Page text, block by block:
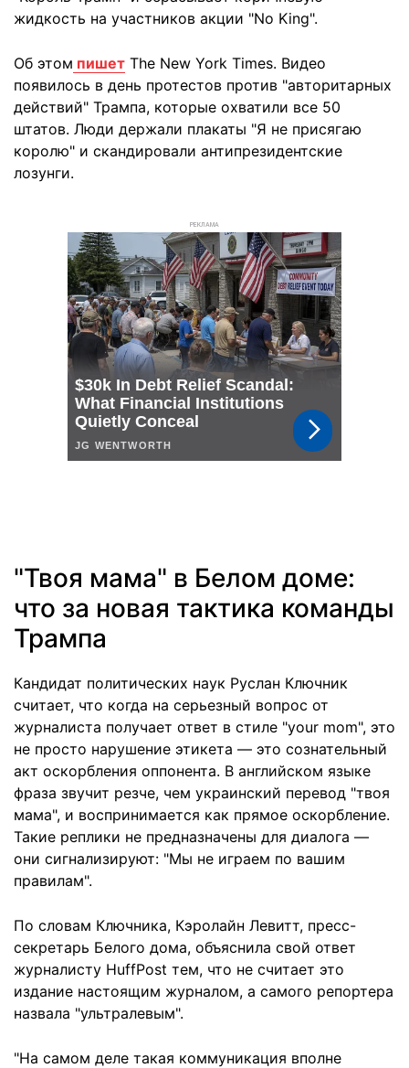
жидкость на участников акции "No King".
Об этом пишет The New York Times. Видео
появилось в день протестов против "авторитарных
действий" Трампа, которые охватили все 50
штатов. Люди держали плакаты "Я не присягаю
королю" и скандировали антипрезидентские
лозунги.
РЕКЛАМА
"Твоя мама" в Белом доме:
что за новая тактика команды
Трампа
Кандидат политических наук Руслан Ключник
считает, что когда на серьезный вопрос от
журналиста получает ответ в стиле "your mom", это
не просто нарушение этикета — это сознательный
акт оскорбления оппонента. В английском языке
фраза звучит резче, чем украинский перевод "твоя
мама", и воспринимается как прямое оскорбление.
Такие реплики не предназначены для диалога —
они сигнализируют: "Мы не играем по вашим
правилам".
По словам Ключника, Кэролайн Левитт, пресс-
секретарь Белого дома, объяснила свой ответ
журналисту HuffPost тем, что не считает это
издание настоящим журналом, а самого репортера
назвала "ультралевым".
"На самом деле такая коммуникация вполне